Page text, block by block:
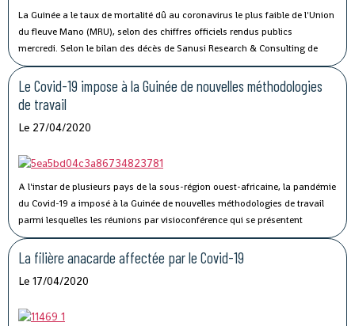
Autonome de Conakry, », a déclaré Madame Traoré Tahirou Barry,
Directrice générale de Conakry Terminal.
La Guinée a le taux de mortalité dû au coronavirus le plus faible de l'Union
du fleuve Mano (MRU), selon des chiffres officiels rendus publics
mercredi. Selon le bilan des décès de Sanusi Research & Consulting de
l’Union, qui regroupe la Côte d’Ivoire, la Guinée, le Libéria et la Sierra Leone,
73 personnes ont succombé au Covid-19.
Le Covid-19 impose à la Guinée de nouvelles méthodologies
de travail
Le 27/04/2020
A l'instar de plusieurs pays de la sous-région ouest-africaine, la pandémie
du Covid-19 a imposé à la Guinée de nouvelles méthodologies de travail
parmi lesquelles les réunions par visioconférence qui se présentent
comme un véritable défi technologique pour les autorités guinéennes.
La filière anacarde affectée par le Covid-19
Le 17/04/2020